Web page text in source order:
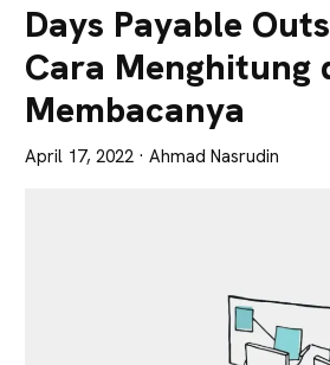
Tajam
Days Payable
Cara Menghitung
Membacanya
April 17, 2022 · Ahmad Nasrudin